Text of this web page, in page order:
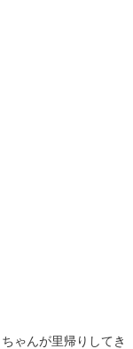
ゃんが里帰りしてき